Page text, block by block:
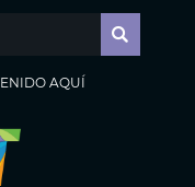
AQUÍ